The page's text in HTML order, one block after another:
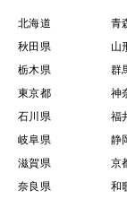
北海道 青
秋田県
山
栃木県
群
東京都
神
石川県
福
岐阜県
静
滋賀県
京
奈良県
和